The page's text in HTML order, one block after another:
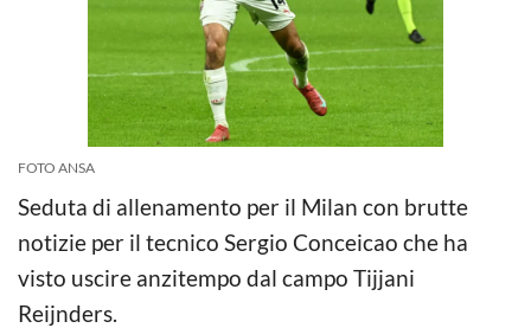
FOTO ANSA
Seduta di allenamento per il Milan con brutte
notizie per il tecnico Sergio Conceicao che ha
visto uscire anzitempo dal campo Tijjani
Reijnders.